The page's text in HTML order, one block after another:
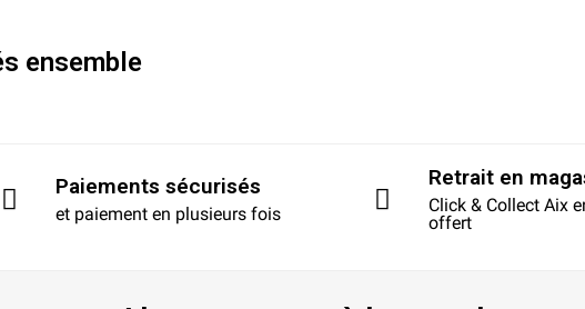
ensemble
Paiements sécurisés
et paiement en plusieurs fois
Retrait en
Click & Collect Aix
offert